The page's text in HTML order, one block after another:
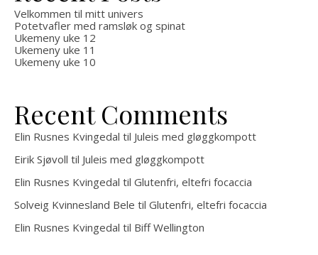
Velkommen til mitt univers
Potetvafler med ramsløk og spinat
Ukemeny uke 12
Ukemeny uke 11
Ukemeny uke 10
Recent Comments
Elin Rusnes Kvingedal til Juleis med gløggkompott
Eirik Sjøvoll til Juleis med gløggkompott
Elin Rusnes Kvingedal til Glutenfri, eltefri focaccia
Solveig Kvinnesland Bele til Glutenfri, eltefri focaccia
Elin Rusnes Kvingedal til Biff Wellington